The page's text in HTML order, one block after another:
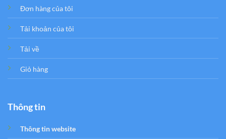
Đơn hàng của tôi
Tải khoản của tôi
Tải về
Giỏ hàng
Thông tin
Thông tin website